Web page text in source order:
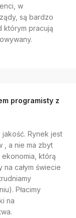
w
są bardzo
którym pracują
programisty z
Rynek jest
, a nie ma zbyt
którą
całym świecie
Płacimy
na